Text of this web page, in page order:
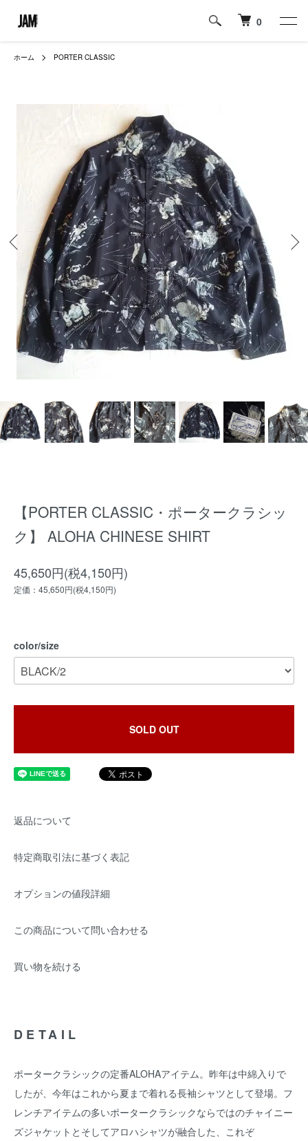
0
ホーム PORTER CLASSIC
【PORTER CLASSIC・ポータークラシッ
ク】 ALOHA CHINESE SHIRT
45,650円(税4,150円)
定価：45,650円(税4,150円)
color/size
SOLD OUT
返品について
特定商取引法に基づく表記
オプションの値段詳細
この商品について問い合わせる
買い物を続ける
DETAIL
ポータークラシックの定番ALOHAアイテム。昨年は中綿入りで
したが、今年はこれから夏まで着れる長袖シャツとして登場。フ
レンチアイテムの多いポータークラシックならではのチャイニー
ズジャケットとそしてアロハシャツが融合した、これぞ